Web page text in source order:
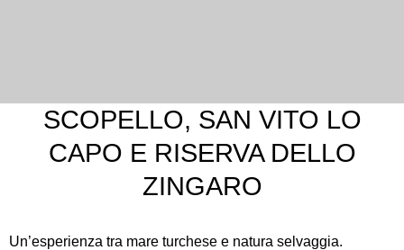
SCOPELLO, SAN VITO LO
CAPO E RISERVA DELLO
ZINGARO
Un’esperienza tra mare turchese e natura selvaggia.